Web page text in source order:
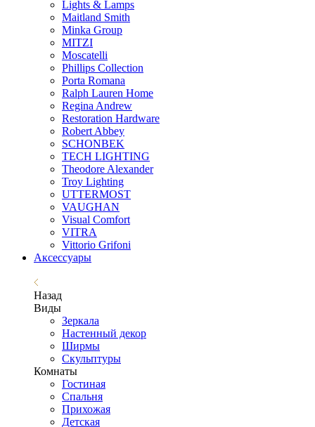
Lights & Lamps
Maitland Smith
Minka Group
MITZI
Moscatelli
Phillips Collection
Porta Romana
Ralph Lauren Home
Regina Andrew
Restoration Hardware
Robert Abbey
SCHONBEK
TECH LIGHTING
Theodore Alexander
Troy Lighting
UTTERMOST
VAUGHAN
Visual Comfort
VITRA
Vittorio Grifoni
Аксессуары
Назад
Виды
Зеркала
Настенный декор
Ширмы
Скульптуры
Комнаты
Гостиная
Спальня
Прихожая
Детская